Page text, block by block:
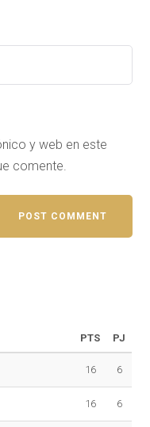
y web en este
comente.
PTS PJ
16 6
16 6